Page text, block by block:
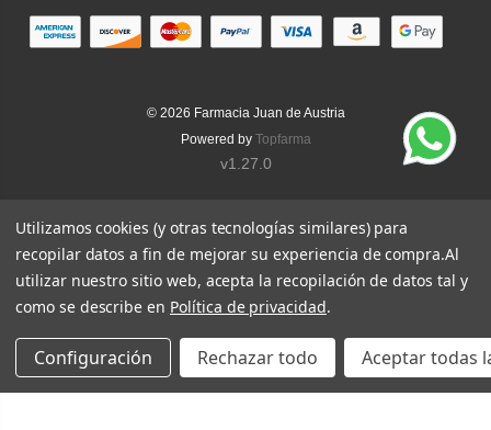
© 2026 Farmacia Juan de Austria
Powered by Topfarma
v1.27.0
Utilizamos cookies (y otras tecnologías similares) para
recopilar datos a fin de mejorar su experiencia de compra.Al
utilizar nuestro sitio web, acepta la recopilación de datos tal y
como se describe en Política de privacidad.
Configuración Rechazar todo Aceptar todas